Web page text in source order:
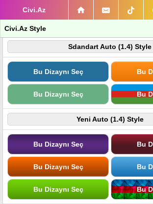
Civi.Az
Civi.Az Style
Sdandart Auto (1.4) Style
Bu Dizaynı Seç Bu
Bu Dizaynı Seç Bu
Yeni Auto (1.4) Style
Bu Dizaynı Seç Bu
Bu Dizaynı Seç Bu
Bu Dizaynı Seç Bu